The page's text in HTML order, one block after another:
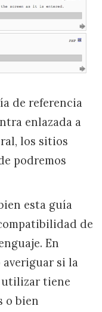
de referencia
enlazada a
los sitios
podremos
esta guía
de
En
averiguar si la
utilizar tiene
o bien